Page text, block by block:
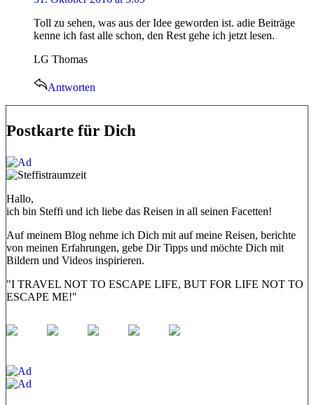
Toll zu sehen, was aus der Idee geworden ist. adie Beiträge
kenne ich fast alle schon, den Rest gehe ich jetzt lesen.
LG Thomas
Antworten
Postkarte für Dich
Hallo,
ich bin Steffi und ich liebe das Reisen in all seinen Facetten!
Auf meinem Blog nehme ich Dich mit auf meine Reisen, berichte
von meinen Erfahrungen, gebe Dir Tipps und möchte Dich mit
Bildern und Videos inspirieren.
"I TRAVEL NOT TO ESCAPE LIFE, BUT FOR LIFE NOT TO
ESCAPE ME!"